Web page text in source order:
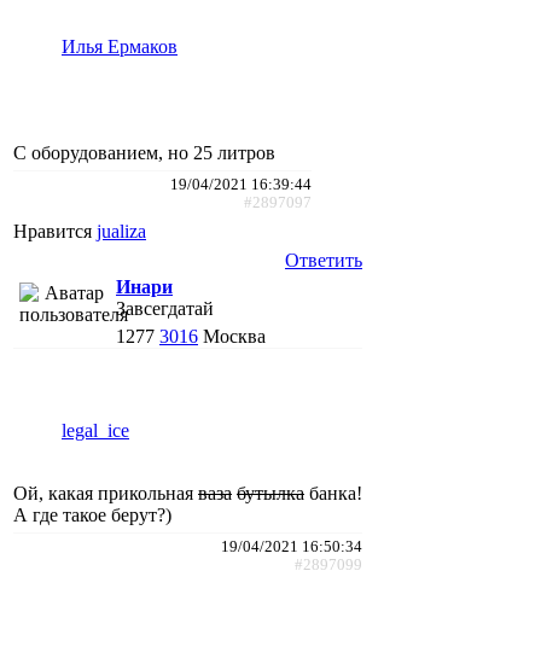
Илья Ермаков
С оборудованием, но 25 литров
19/04/2021 16:39:44
#2897097
Нравится jualiza
Ответить
Инари
Завсегдатай
1277 3016 Москва
legal_ice
Ой, какая прикольная ваза бутылка банка!
А где такое берут?)
19/04/2021 16:50:34
#2897099